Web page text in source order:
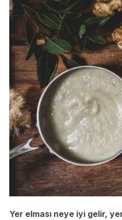
Yer elması neye iyi gelir,